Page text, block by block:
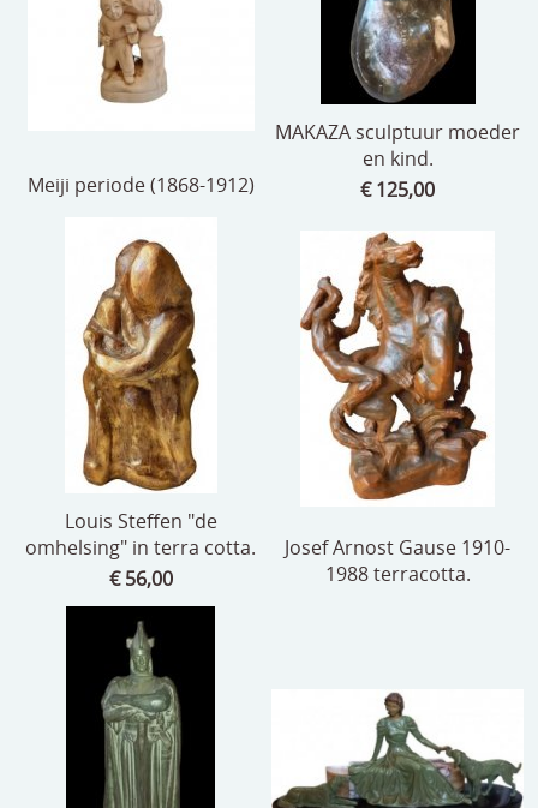
Meiji periode (1868-1912)
MAKAZA sculptuur moeder
en kind.
€ 125,00
Louis Steffen "de
omhelsing" in terra cotta.
€ 56,00
Josef Arnost Gause 1910-
1988 terracotta.